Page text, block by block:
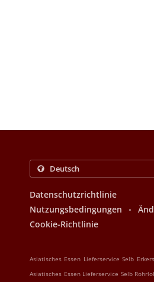
Datenschutzrichtlinie
Nutzungsbedingungen .
Cookie-Richtlinie
Asiatisches Essen Lieferservice Selb
Asiatisches Essen Lieferservice Selb